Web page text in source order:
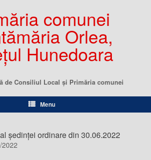
comunei
Orlea,
Hunedoara
de Consiliul Local şi Primăria comunei
Menu
ședinței ordinare din 30.06.2022